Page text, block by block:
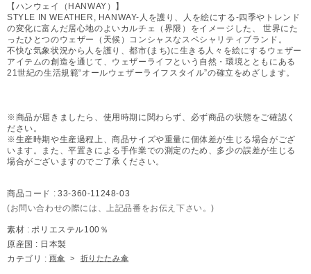
【ハンウェイ（HANWAY）】
STYLE IN WEATHER, HANWAY-人を護り、人を絵にする-四季やトレンド
の変化に富んだ居心地のよいカルチェ（界隈）をイメージした、 世界にた
ったひとつのウェザー（天候）コンシャスなスペシャリティブランド。
不快な気象状況から人を護り、都市(まち)に生きる人々を絵にするウェザー
アイテムの創造を通じて、ウェザーライフという自然・環境とともにある
21世紀の生活規範“オールウェザーライフスタイル”の確立をめざします。
※商品が届きましたら、使用時期に関わらず、必ず商品の状態をご確認く
ださい。
※生産時期や生産過程上、商品サイズや重量に個体差が生じる場合がござ
います。また、平置きによる手作業での測定のため、多少の誤差が生じる
場合がございますのでご了承ください。
商品コード : 33-360-11248-03
(お問い合わせの際には、上記品番をお伝え下さい。)
素材 : ポリエステル100％
原産国 : 日本製
カテゴリ : 雨傘 > 折りたたみ傘